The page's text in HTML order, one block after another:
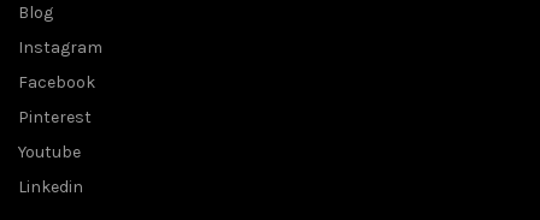
Blog
Instagram
Facebook
Pinterest
Youtube
Linkedin